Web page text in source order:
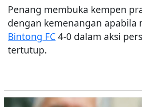
Penang membuka kempen
dengan kemenangan apabila
Bintong FC4-0 dalam aksi
tertutup.